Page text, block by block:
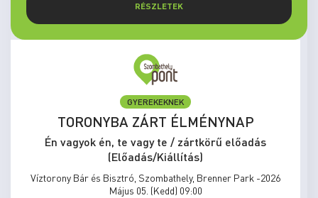
RÉSZLETEK
GYEREKEKNEK
TORONYBA ZÁRT ÉLMÉNYNAP
Én vagyok én, te vagy te / zártkörű előadás
(Előadás/Kiállítás)
Víztorony Bár és Bisztró, Szombathely, Brenner Park -2026
Május 05. (Kedd) 09:00